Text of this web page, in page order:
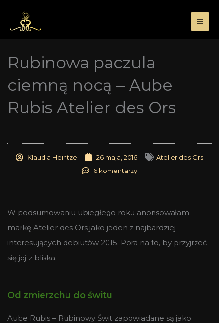
treści
Rubinowa paczula
ciemną nocą – Aube
Rubis Atelier des Ors
Klaudia Heintze 26 maja, 2016
Atelier des Ors
6 komentarzy
W podsumowaniu ubiegłego roku anonsowałam
markę Atelier des Ors jako jeden z najbardziej
interesujących debiutów 2015. Pora na to, by przyjrzeć
się jej z bliska.
Od zmierzchu do świtu
Aube Rubis – Rubinowy Świt zapowiadane są jako